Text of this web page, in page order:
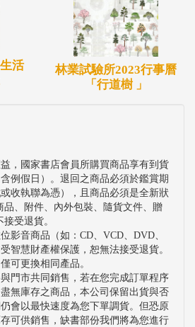
活
林業試驗所2023行事曆
「行道樹 」
，國家書店會員所購買商品享有到貨
例假日）。退回之商品必須於鑑賞期
收執聯為憑），且商品必須是全新狀
品、附件、內外包裝、隨貨文件、贈
受退貨。
影音商品（如：CD、VCD、DVD、
智慧財產權保護，恕無法接受退貨。
可更換相同產品。
門市共同銷售，若在您完成訂單程序
無庫存之商品，本公司保留出貨與否
會以最快速度為您下單調貨。但恐原
可供銷售，缺書部份我們將為您進行